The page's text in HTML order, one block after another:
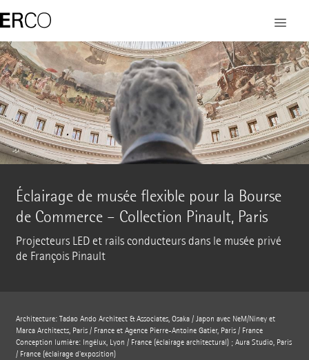
Éclairage de musée flexible pour la Bourse
de Commerce – Collection Pinault, Paris
Projecteurs LED et rails conducteurs dans le musée privé
de François Pinault
Architecture: Tadao Ando Architect & Associates, Osaka / Japon avec NeM/Niney et
Marca Architects, Paris / France et Agence Pierre-Antoine Gatier, Paris / France
Conception lumière: Ingélux, Lyon / France (éclairage architectural) ; Aura Studio, Paris
/ France (éclairage d'exposition)